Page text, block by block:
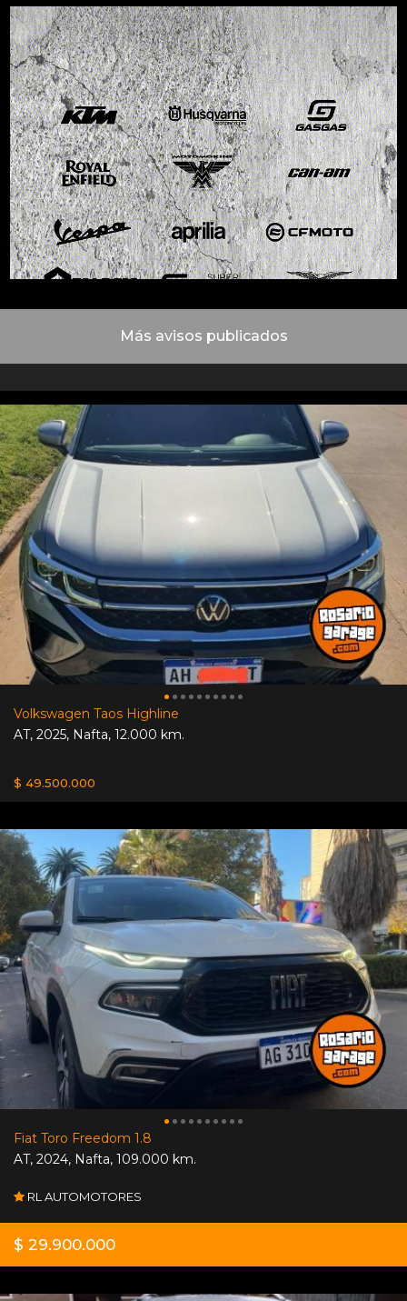
Más avisos publicados
Volkswagen Taos Highline
AT, 2025, Nafta, 12.000 km.
$ 49.500.000
Fiat Toro Freedom 1.8
AT, 2024, Nafta, 109.000 km.
RL AUTOMOTORES
$ 29.900.000